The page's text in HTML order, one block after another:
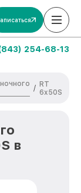
254-68-13
/ RT
6x50S
в